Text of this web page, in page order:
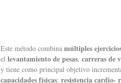
Este método combina múltiples
el levantamiento de pesas, carreras de
y tiene como principal objetivo
capacidades físicas: resistencia cardio-